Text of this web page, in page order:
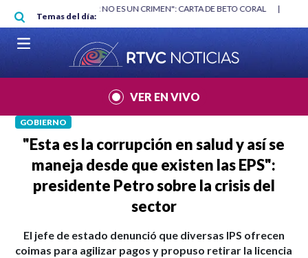
Pasar al contenido principal
Temas del día:
"HABLAR NO ES UN CRIMEN": CARTA DE BETO CORAL |
VER EN VIVO
GOBIERNO
"Esta es la corrupción en salud y así se
maneja desde que existen las EPS":
presidente Petro sobre la crisis del
sector
El jefe de estado denunció que diversas IPS ofrecen
coimas para agilizar pagos y propuso retirar la licencia